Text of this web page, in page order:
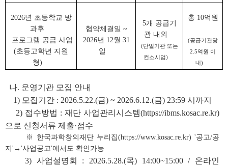
2026년 초등학교 방
과후
프로그램 공급 사업
(초등고학년 지원
형)
협약체결일 ~
2026년 12월 31
일
5개 공급기
관 내외
(단일기관 또는
컨소시엄)
총 10억원
(공급기관당
2.5억원 이
내)
나. 운영기관 모집 안내
1) 모집기간 : 2026.5.22.(금) ~ 2026.6.12.(금) 23:59 시까지
2) 접수방법 : 재단 사업관리시스템(https://ibms.kosac.re.kr)
으로 신청서류 제출·접수
※ 한국과학창의재단 누리집(https://www.kosac.re.kr) '공고/공
지'→'사업공고'에서도 확인가능
3) 사업설명회 : 2026.5.28.(목) 14:00~15:00 / 온라인